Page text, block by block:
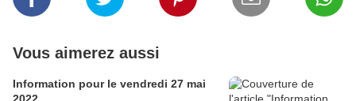
Vous aimerez aussi
Information pour le vendredi 27 mai